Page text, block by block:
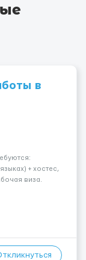
в
+ хостеc,
виза.
зарплат...